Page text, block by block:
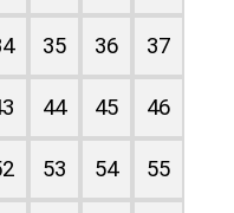
35 36 37
44 45 46
53 54 55